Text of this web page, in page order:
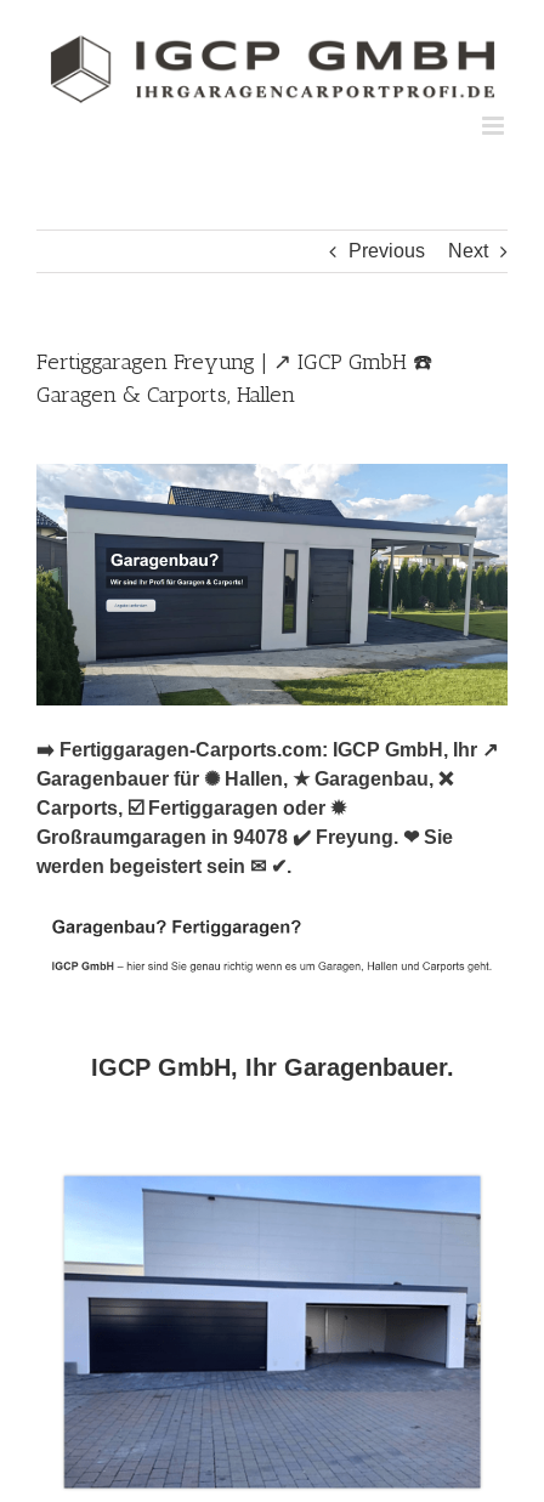
Previous Next
Fertiggaragen Freyung | ↗️ IGCP GmbH ☎️
Garagen & Carports, Hallen
➡️ Fertiggaragen-Carports.com: IGCP GmbH, Ihr ↗️
Garagenbauer für ✺ Hallen, ★ Garagenbau, ❌
Carports, ☑️ Fertiggaragen oder ✹
Großraumgaragen in 94078 ✔️ Freyung. ❤ Sie
werden begeistert sein ✉ ✔.
IGCP GmbH, Ihr Garagenbauer.